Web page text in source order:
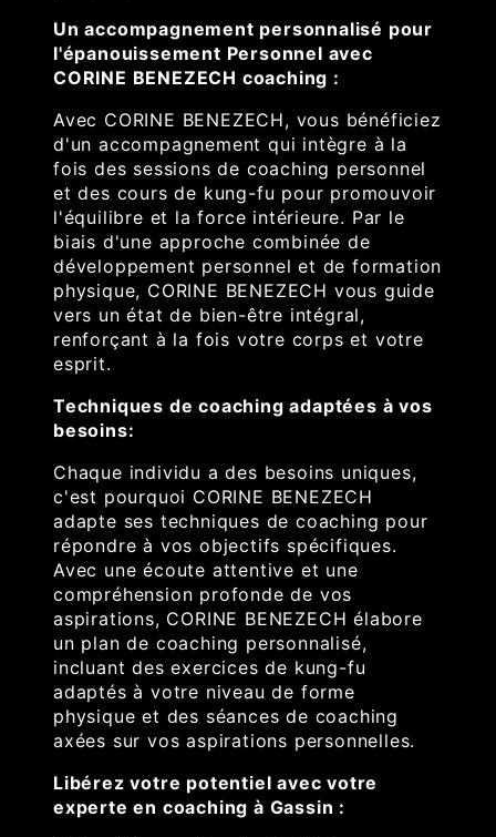
Un accompagnement personnalisé pour
l'épanouissement Personnel avec
CORINE BENEZECH coaching :
Avec CORINE BENEZECH, vous bénéficiez
d'un accompagnement qui intègre à la
fois des sessions de coaching personnel
et des cours de kung-fu pour promouvoir
l'équilibre et la force intérieure. Par le
biais d'une approche combinée de
développement personnel et de formation
physique, CORINE BENEZECH vous guide
vers un état de bien-être intégral,
renforçant à la fois votre corps et votre
esprit.
Techniques de coaching adaptées à vos
besoins:
Chaque individu a des besoins uniques,
c'est pourquoi CORINE BENEZECH
adapte ses techniques de coaching pour
répondre à vos objectifs spécifiques.
Avec une écoute attentive et une
compréhension profonde de vos
aspirations, CORINE BENEZECH élabore
un plan de coaching personnalisé,
incluant des exercices de kung-fu
adaptés à votre niveau de forme
physique et des séances de coaching
axées sur vos aspirations personnelles.
Libérez votre potentiel avec votre
experte en coaching à Gassin :